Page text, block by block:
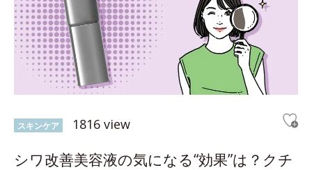
スキンケア 1816 view
シワ改善美容液の気になる“効果”は？クチ